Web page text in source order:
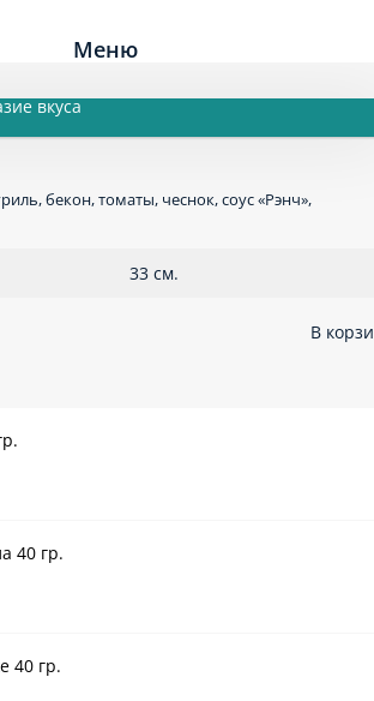
Меню
вкуса
бекон, томаты, чеснок, соус «Рэнч»,
33 см.
В
40 гр.
40 гр.